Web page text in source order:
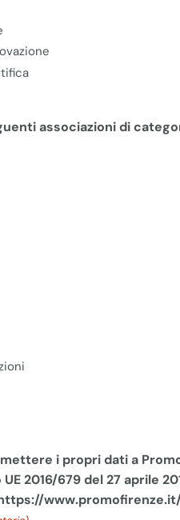
associazioni di
i propri dati a
2016/679 del 27 aprile